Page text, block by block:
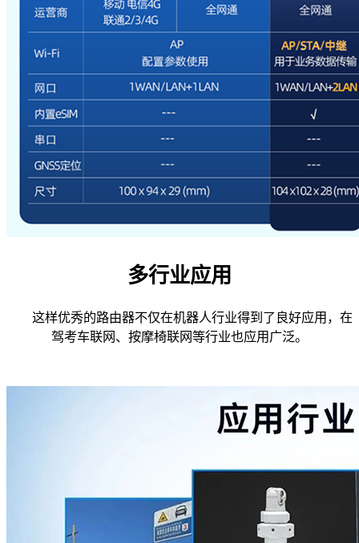
多行业应用
这样优秀的路由器不仅在机器人行业得到了良好应用，在
驾考车联网、按摩椅联网等行业也应用广泛。